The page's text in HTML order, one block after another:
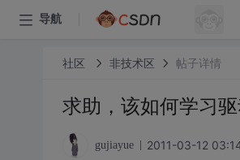
导航
社区 非技术区 帖子详情
求助，该如何学习
gujiayue 2011-03-12